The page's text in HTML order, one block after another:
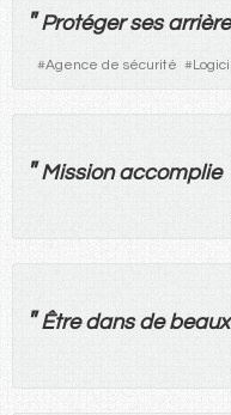
" Protéger ses
#Agence de sécurité #
" Mission accomplie
" Être dansdebeaux